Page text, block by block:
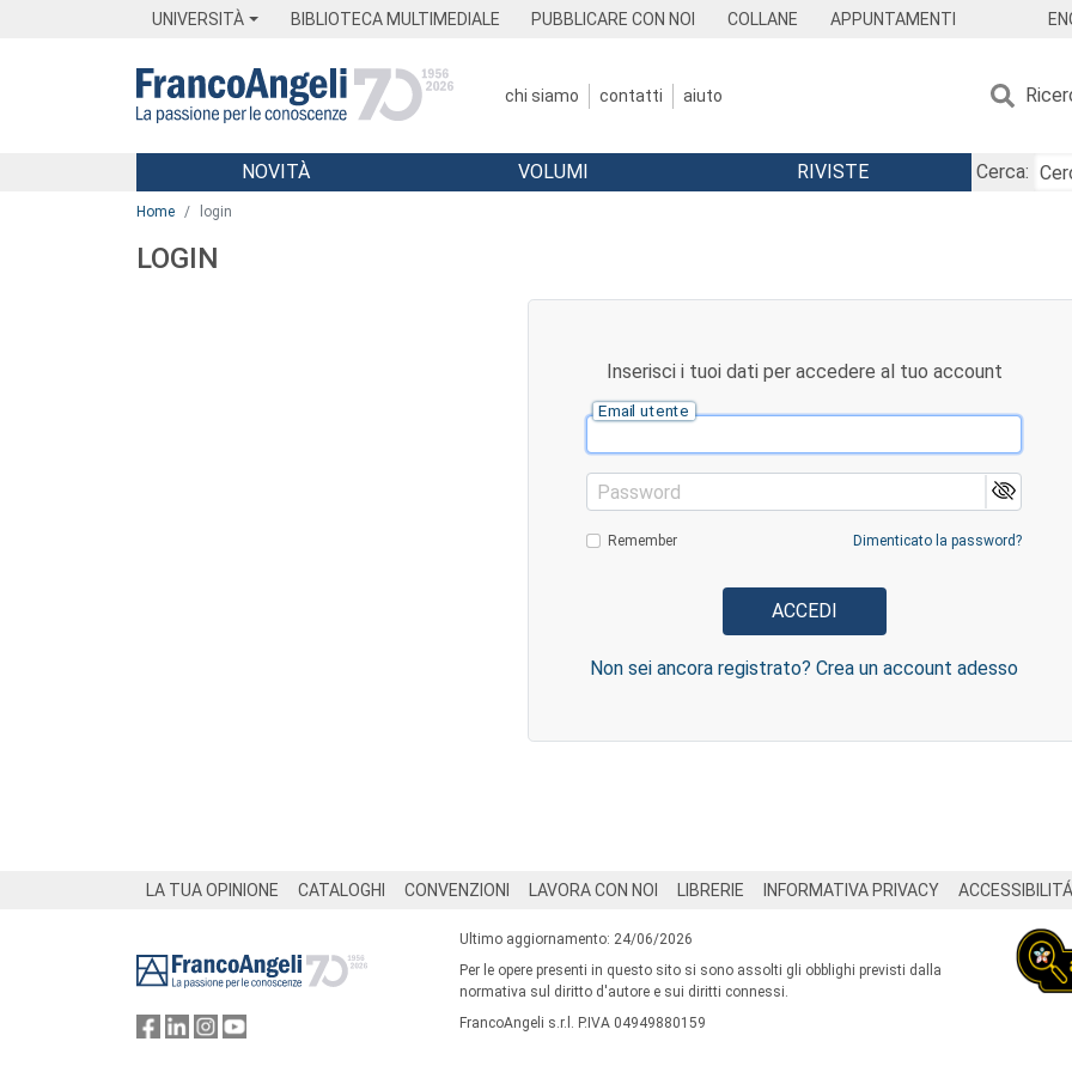
UNIVERSITÀ BIBLIOTECA MULTIMEDIALE PUBBLICARE CON NOI COLLANE APPUNTAMENTI
chi siamo contatti aiuto
Menu
NOVITÀ VOLUMI RIVISTE
Cerca:
Home login
LOGIN
Inserisci i tuoi dati per accedere al tuo account
Email utente
Password
Remember Dimenticato la password?
Non sei ancora registrato? Crea un account adesso
LA TUA OPINIONE CATALOGHI CONVENZIONI LAVORA CON NOI LIBRERIE INFORMATIVA PRIVACY ACCESSIBILITÁ
Ultimo aggiornamento: 24/06/2026
Per le opere presenti in questo sito si sono assolti gli obblighi previsti dalla
normativa sul diritto d'autore e sui diritti connessi.
FrancoAngeli s.r.l. P.IVA 04949880159